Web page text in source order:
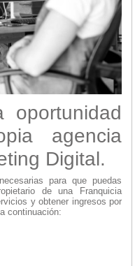
agencia
Digital.
para que puedas
de una Franquicia
y obtener ingresos por
continuación: